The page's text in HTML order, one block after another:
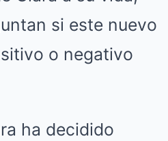
si este nuevo
o negativo
ha decidido